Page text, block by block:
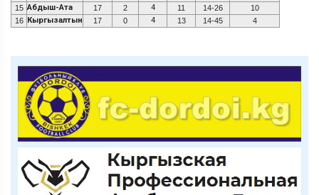
15 Абдыш-Ата 17 2 4 11 14-26
10
16 Кыргызалтын 17 0 4 13 14-45 4